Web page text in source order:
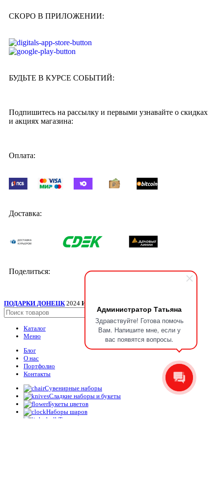
Администратор Татьяна
Здравствуйте! Готова помочь
Вам. Напишите мне, если у
вас появятся вопросы.
СКОРО В ПРИЛОЖЕНИИ:
БУДЬТЕ В КУРСЕ СОБЫТИЙ:
Подпишитесь на рассылку и первыми узнавайте о скидках
и акциях магазина:
Оплата:
Доставка:
Поделиться:
ПОДАРКИ ДОНЕЦК 2024 ИП Мудрик А.В. ИНН ОГРН
Поиск
Каталог
Меню
Блог
О нас
Портфолио
Контакты
Сувенирные наборы
Сладкие наборы и букеты
Букеты цветов
Наборы шаров
Топперы